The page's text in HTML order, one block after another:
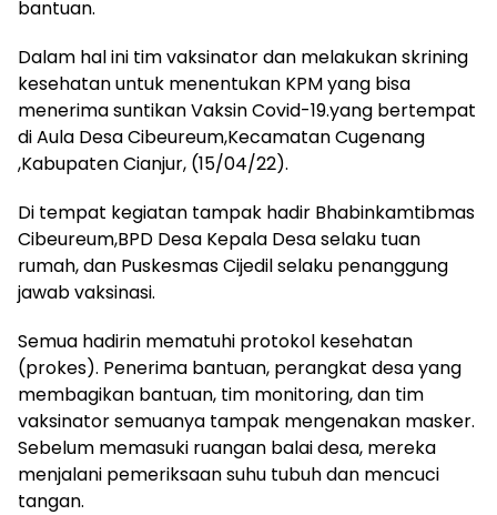
bantuan.
Dalam hal ini tim vaksinator dan melakukan skrining
kesehatan untuk menentukan KPM yang bisa
menerima suntikan Vaksin Covid-19.yang bertempat
di Aula Desa Cibeureum,Kecamatan Cugenang
,Kabupaten Cianjur, (15/04/22).
Di tempat kegiatan tampak hadir Bhabinkamtibmas
Cibeureum,BPD Desa Kepala Desa selaku tuan
rumah, dan Puskesmas Cijedil selaku penanggung
jawab vaksinasi.
Semua hadirin mematuhi protokol kesehatan
(prokes). Penerima bantuan, perangkat desa yang
membagikan bantuan, tim monitoring, dan tim
vaksinator semuanya tampak mengenakan masker.
Sebelum memasuki ruangan balai desa, mereka
menjalani pemeriksaan suhu tubuh dan mencuci
tangan.